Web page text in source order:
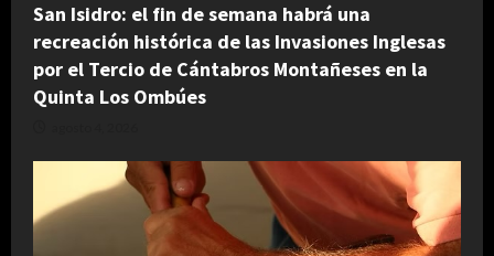
San Isidro: el fin de semana habrá una
recreación histórica de las Invasiones Inglesas
por el Tercio de Cántabros Montañeses en la
Quinta Los Ombúes